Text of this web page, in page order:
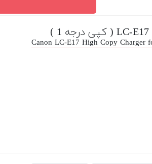
Canon LC-E17 High Copy Charger